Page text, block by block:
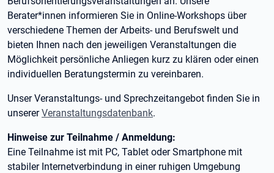
Berater*innen informieren Sie in Online-Workshops über
verschiedene Themen der Arbeits- und Berufswelt und
bieten Ihnen nach den jeweiligen Veranstaltungen die
Möglichkeit persönliche Anliegen kurz zu klären oder einen
individuellen Beratungstermin zu vereinbaren.
Unser Veranstaltungs- und Sprechzeitangebot finden Sie in
unsererVeranstaltungsdatenbank.
Hinweise zur Teilnahme / Anmeldung:
Eine Teilnahme ist mit PC, Tablet oder Smartphone mit
stabiler Internetverbindung in einer ruhigen Umgebung